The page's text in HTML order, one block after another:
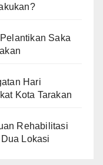
Saka
Hari
Kota Tarakan
Rehabilitasi
Lokasi